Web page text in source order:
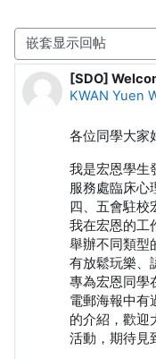
显示模式
[SDO]
KWAN Yuen
回帖数：0
各位同學大家
我是宏恩學生
服務處臨床心
四、五會駐校
我在宏恩的工
舉辦不同類型
有放鬆玩樂、
專為宏恩同學
電郵海報中有
的介紹，歡迎
活動，期待見